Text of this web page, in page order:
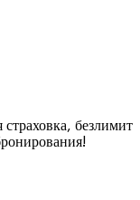
безлимит